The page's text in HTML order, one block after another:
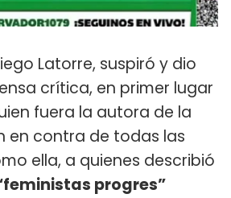
Latorre, suspiró y dio
crítica, en primer lugar
fuera la autora de la
en contra de todas las
ella, a quienes describió
progres”